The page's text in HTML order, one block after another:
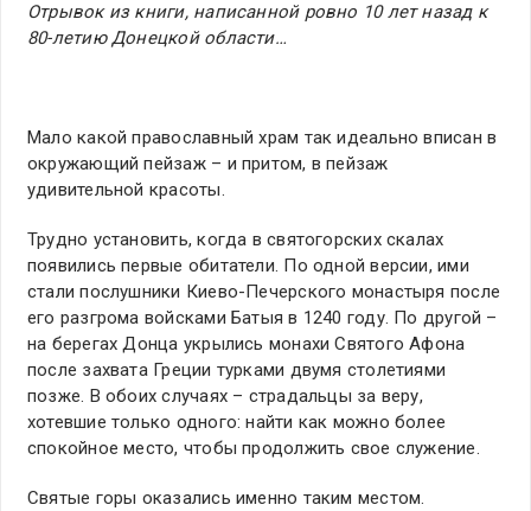
Отрывок из книги, написанной ровно 10 лет назад к
80-летию Донецкой области…
Мало какой православный храм так идеально вписан в
окружающий пейзаж – и притом, в пейзаж
удивительной красоты.
Трудно установить, когда в святогорских скалах
появились первые обитатели. По одной версии, ими
стали послушники Киево-Печерского монастыря после
его разгрома войсками Батыя в 1240 году. По другой –
на берегах Донца укрылись монахи Святого Афона
после захвата Греции турками двумя столетиями
позже. В обоих случаях – страдальцы за веру,
хотевшие только одного: найти как можно более
спокойное место, чтобы продолжить свое служение.
Святые горы оказались именно таким местом.